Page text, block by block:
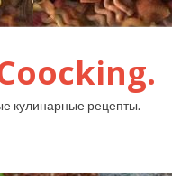
кулинарные рецепты.